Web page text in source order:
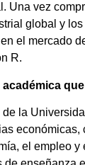
Una vez
global y
el mercado
R.
la
el empleo